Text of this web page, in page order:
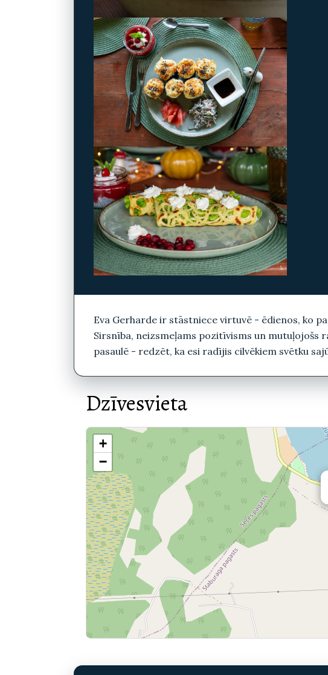
Eva Gerharde ir stāstniece virtuvē - ēdienos, ko
Sirsnība, neizsmeļams pozitīvisms un mutuļojošs
pasaulē - redzēt, ka esi radījis cilvēkiem svētku
Dzīvesvieta
+
−